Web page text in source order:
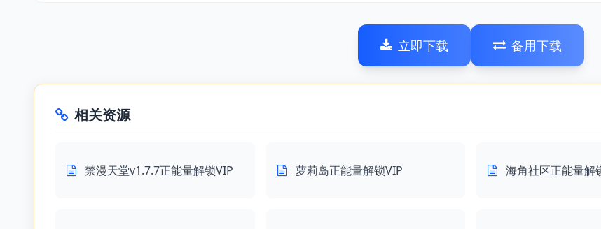
立即下载 备用下载
相关资源
禁漫天堂v1.7.7正能量解锁VIP 萝莉岛正能量解锁VIP 海角社区正能量解